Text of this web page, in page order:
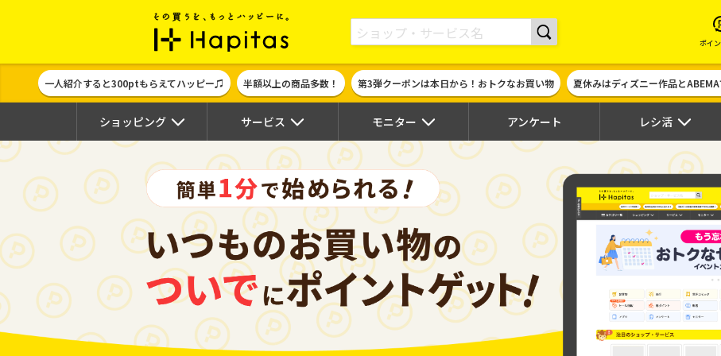
ポイント貯めて現金やギフト券に交換できるポイントサイト | ハピタス
ポイ
一人紹介すると300ptもらえてハッピー♫ 半額以上の商品多数！ 第3弾クーポンは本日から！おトクなお買い物 夏休みはディズニー作品と
ショッピング サービス モニター アンケート レシ活